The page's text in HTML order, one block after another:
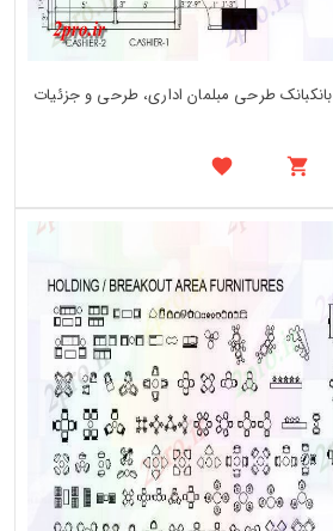
طرحی مبلمان اداری، طرحی و جزئیات